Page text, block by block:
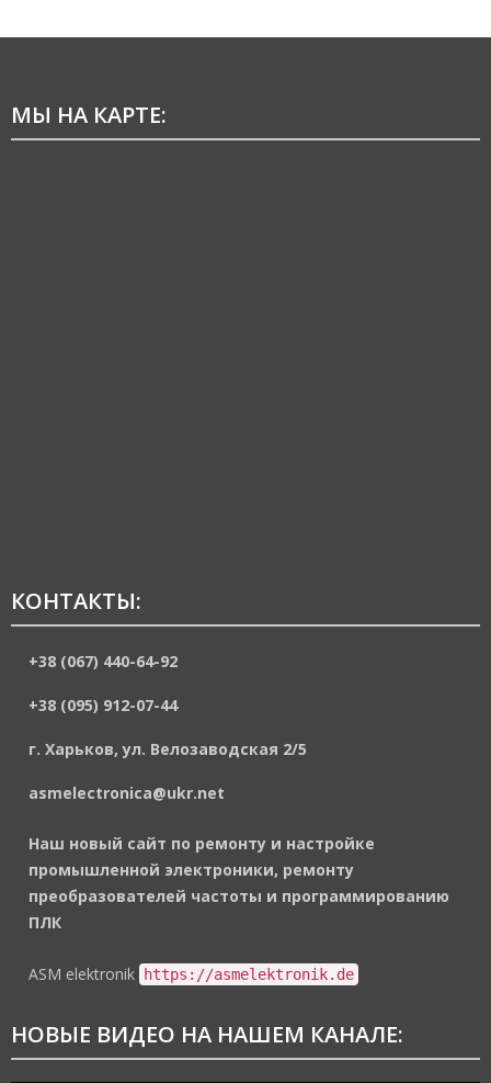
МЫ НА КАРТЕ:
КОНТАКТЫ:
+38 (067) 440-64-92
+38 (095) 912-07-44
г. Харьков, ул. Велозаводская 2/5
asmelectronica@ukr.net
Наш новый сайт по ремонту и настройке
промышленной электроники, ремонту
преобразователей частоты и программированию
ПЛК
ASM elektronik https://asmelektronik.de
НОВЫЕ ВИДЕО НА НАШЕМ КАНАЛЕ: